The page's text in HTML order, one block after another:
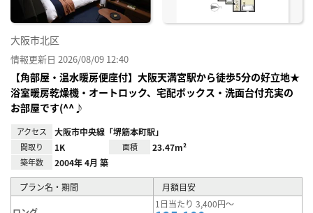
大阪市北区
情報更新日 2026/08/09 12:40
【角部屋・温水暖房便座付】大阪天満宮駅から徒歩5分の好立地★
浴室暖房乾燥機・オートロック、宅配ボックス・洗面台付充実の
お部屋です(^^♪
アクセス 大阪市中央線「堺筋本町駅」
間取り 1K 面積 23.47m²
築年数 2004年 4月 築
プラン名・期間 月額目安
1日当たり 3,400円～